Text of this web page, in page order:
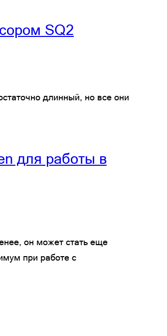
SQ2
длинный, но все они
для работы в
он может стать еще
при работе с